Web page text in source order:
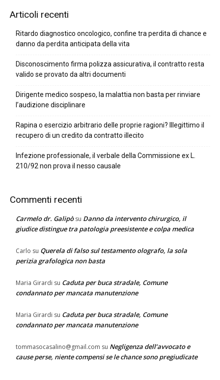
Articoli recenti
Ritardo diagnostico oncologico, confine tra perdita di chance e
danno da perdita anticipata della vita
Disconoscimento firma polizza assicurativa, il contratto resta
valido se provato da altri documenti
Dirigente medico sospeso, la malattia non basta per rinviare
l’audizione disciplinare
Rapina o esercizio arbitrario delle proprie ragioni? Illegittimo il
recupero di un credito da contratto illecito
Infezione professionale, il verbale della Commissione ex L.
210/92 non prova il nesso causale
Commenti recenti
Carmelo dr. Galipòsu Danno da intervento chirurgico, il
giudice distingue tra patologia preesistente e colpa medica
Carlo su Querela di falso sul testamento olografo, la sola
perizia grafologica non basta
Maria Girardi su Caduta per buca stradale, Comune
condannato per mancata manutenzione
Maria Girardi su Caduta per buca stradale, Comune
condannato per mancata manutenzione
tommasocasalino@gmail.com su Negligenza dell’avvocato e
cause perse, niente compensi se le chance sono pregiudicate